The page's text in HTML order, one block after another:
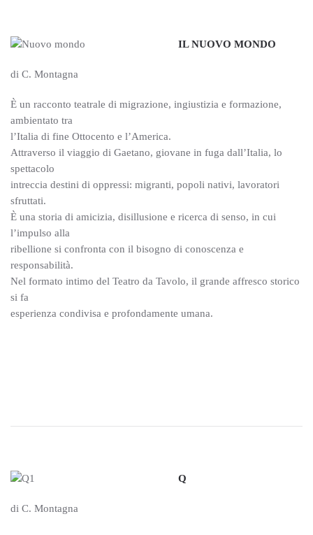
IL NUOVO MONDO
di C. Montagna
È un racconto teatrale di migrazione, ingiustizia e formazione,
ambientato tra
l’Italia di fine Ottocento e l’America.
Attraverso il viaggio di Gaetano, giovane in fuga dall’Italia, lo
spettacolo
intreccia destini di oppressi: migranti, popoli nativi, lavoratori
sfruttati.
È una storia di amicizia, disillusione e ricerca di senso, in cui
l’impulso alla
ribellione si confronta con il bisogno di conoscenza e
responsabilità.
Nel formato intimo del Teatro da Tavolo, il grande affresco storico
si fa
esperienza condivisa e profondamente umana.
Q
di C. Montagna